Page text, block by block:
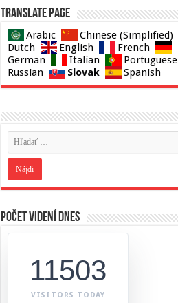
Translate page
Arabic
Chinese (Simplified)
Dutch
English
French
German
Italian
Portuguese
Russian
Slovak Spanish
Počet videní dnes
11503
VISITORS TODAY